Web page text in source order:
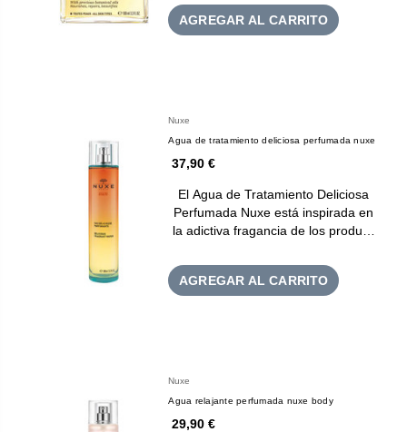
AGREGAR AL CARRITO
Nuxe
Agua de tratamiento deliciosa perfumada nuxe
37,90 €
El Agua de Tratamiento Deliciosa
Perfumada Nuxe está inspirada en
la adictiva fragancia de los produ…
AGREGAR AL CARRITO
Nuxe
Agua relajante perfumada nuxe body
29,90 €